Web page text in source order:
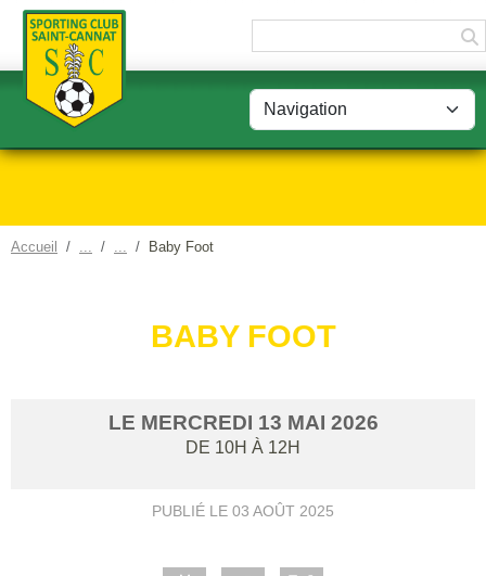
Accueil Baby Foot
BABY FOOT
LE MERCREDI 13 MAI 2026
DE 10H À 12H
PUBLIÉ LE 03 AOÛT 2025
Panneau de gestion des cookies